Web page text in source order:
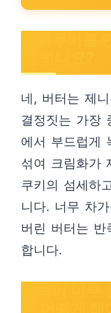
네, 버터는 제
결정짓는 가장
에서 부드럽게
섞여 크림화가
쿠키의 섬세하
니다. 너무 차
버린 버터는 반
합니다.